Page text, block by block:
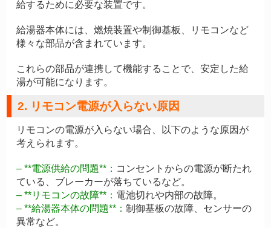
給するために必要な装置です。
給湯器本体には、燃焼装置や制御基板、リモコンなど
様々な部品が含まれています。
これらの部品が連携して機能することで、安定した給
湯が可能になります。
2. リモコン電源が入らない原因
リモコンの電源が入らない場合、以下のような原因が
考えられます。
– **電源供給の問題**： コンセントからの電源が断たれ
ている、ブレーカーが落ちているなど。
– **リモコンの故障**： 電池切れや内部の故障。
– **給湯器本体の問題**：制御基板の故障、センサーの
異常など。